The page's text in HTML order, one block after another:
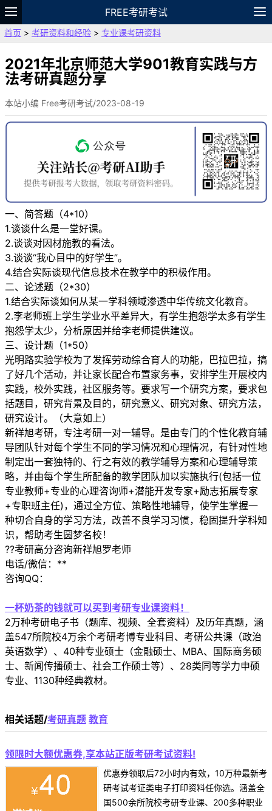
FREE考研考试
题库
故事 专题 APP
VIP
资料
首页 > 考研资料和经验 > 专业课考研资料
2021年北京师范大学901教育实践与方
法考研真题分享
本站小编 Free考研考试/2023-08-19
一、简答题（4*10）
1.谈谈什么是一堂好课。
2.谈谈对因材施教的看法。
3.谈谈“我心目中的好学生”。
4.结合实际谈现代信息技术在教学中的积极作用。
二、论述题（2*30）
1.结合实际谈如何从某一学科领域渗透中华传统文化教育。
2.李老师班上学生学业水平差异大，有学生抱怨学太多有学生
抱怨学太少，分析原因并给李老师提供建议。
三、设计题（1*50）
光明路实验学校为了发挥劳动综合育人的功能，巴拉巴拉，搞
了好几个活动，并让家长配合布置家务事，安排学生开展校内
实践，校外实践，社区服务等。要求写一个研究方案，要求包
括题目，研究背景及目的，研究意义、研究对象、研究方法，
研究设计。（大意如上）
新祥旭考研，专注考研一对一辅导。是由专门的个性化教育辅
导团队针对每个学生不同的学习情况和心理情况，有针对性地
制定出一套独特的、行之有效的教学辅导方案和心理辅导策
略，并由每个学生所配备的教学团队加以实施执行(包括一位
专业教师+专业的心理咨询师+潜能开发专家+励志拓展专家
+专职班主任)，通过全方位、策略性地辅导，使学生掌握一
种切合自身的学习方法，改善不良学习习惯，稳固提升学科知
识，帮助考生圆梦名校！
??考研高分咨询新祥旭罗老师
电话/微信：**
咨询QQ：
一杯奶茶的钱就可以买到考研专业课资料！
2万种考研电子书（题库、视频、全套资料）及历年真题，涵
盖547所院校4万余个考研考博专业科目、考研公共课（政治
英语数学）、40种专业硕士（金融硕士、MBA、国际商务硕
士、新闻传播硕士、社会工作硕士等）、28类同等学力申硕
专业、1130种经典教材。
相关话题/考研真题 教育
领限时大额优惠券,享本站正版考研考试资料!
优惠券领取后72小时内有效，10万种最新考
研考试考证类电子打印资料任你选。涵盖全
国500余所院校考研专业课、200多种职业